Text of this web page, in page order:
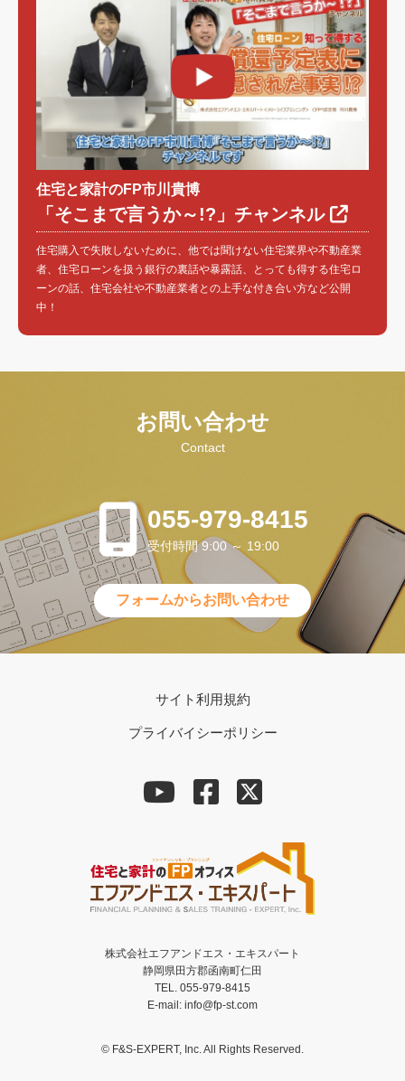
住宅と家計のFP市川貴博
「そこまで言うか～!?」チャンネル
住宅購入で失敗しないために、他では聞けない住宅業界や不動産業
者、住宅ローンを扱う銀行の裏話や暴露話、とっても得する住宅ロ
ーンの話、住宅会社や不動産業者との上手な付き合い方など公開
中！
お問い合わせ
Contact
055-979-8415
受付時間 9:00 ～ 19:00
フォームからお問い合わせ
サイト利用規約
プライバイシーポリシー
株式会社エフアンドエス・エキスパート
静岡県田方郡函南町仁田
TEL. 055-979-8415
E-mail: info@fp-st.com
© F&S-EXPERT, Inc. All Rights Reserved.